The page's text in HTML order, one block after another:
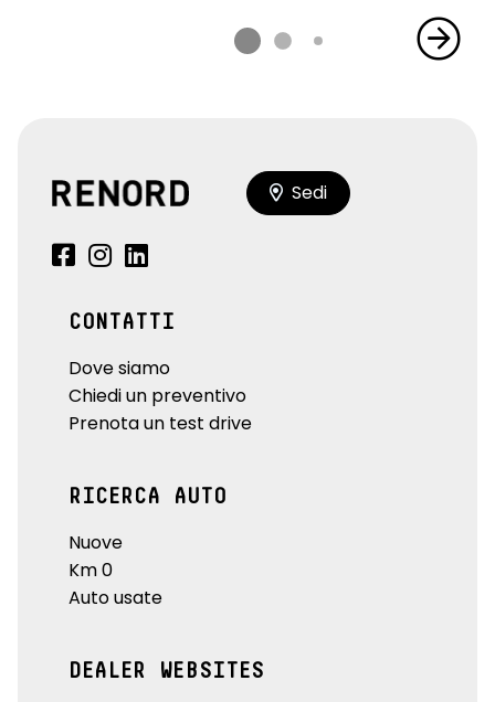
Sedi
CONTATTI
Dove siamo
Chiedi un preventivo
Prenota un test drive
RICERCA AUTO
Nuove
Km 0
Auto usate
DEALER WEBSITES